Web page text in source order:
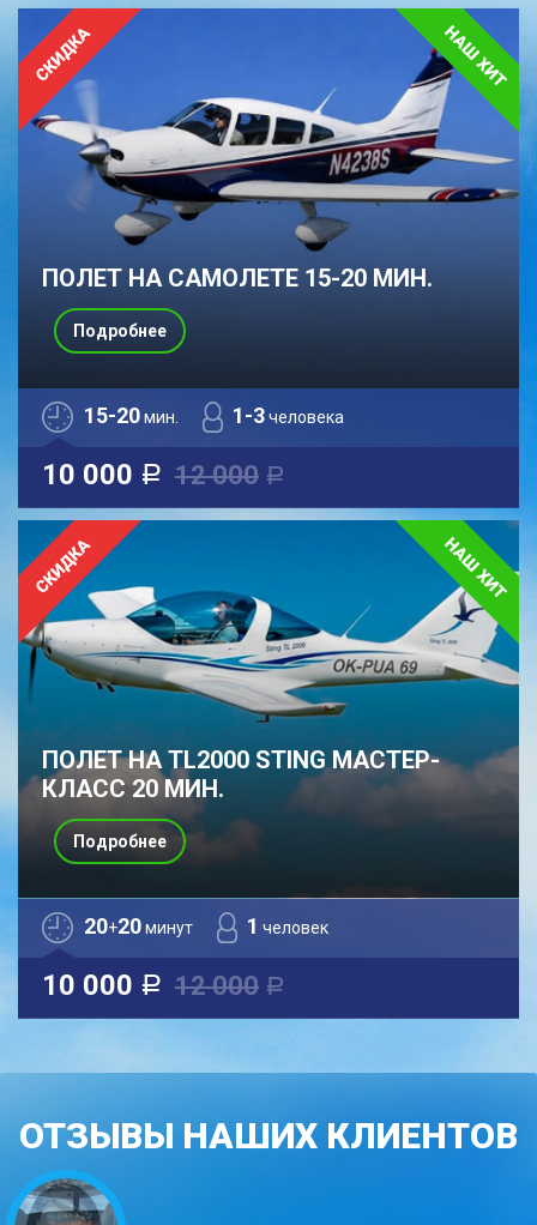
ПОЛЕТ НА САМОЛЕТЕ 15-20 МИН.
15-20мин. 1-3человека
10 000 a 12 000 a
Подробнее
ПОЛЕТ НА TL2000 STING МАСТЕР-
КЛАСС 20 МИН.
20+20минут 1 человек
10 000 a 12 000 a
Подробнее
ОТЗЫВЫ НАШИХ КЛИЕНТОВ